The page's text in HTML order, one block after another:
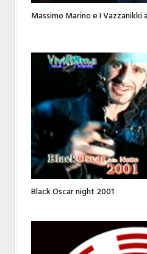
Massimo Marino e I Vazzanikki
Black Oscar night 2001